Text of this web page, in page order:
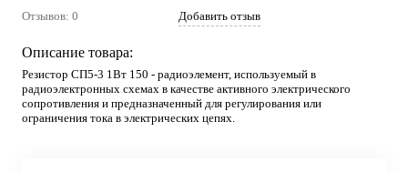
Отзывов: 0 Добавить отзыв
Описание товара:
Резистор СП5-3 1Вт 150 - радиоэлемент, используемый в
радиоэлектронных схемах в качестве активного электрического
сопротивления и предназначенный для регулирования или
ограничения тока в электрических цепях.